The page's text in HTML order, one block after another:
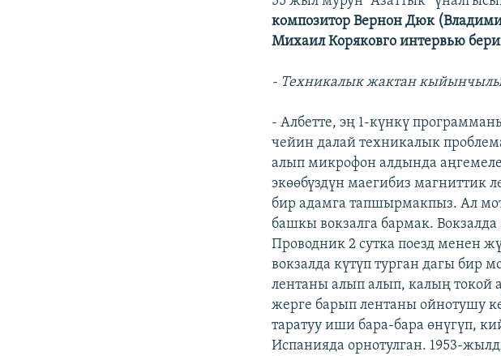
композитор Вернон Дюк
Михаил Коряковго интервью
- Техникалык жактан
- Албетте, эң 1-күнкү
чейин далай техникалык
алып микрофон алдында
экөөбүздүн маегибиз магниттик
бир адамга тапшырмакпыз. Ал
башкы вокзалга бармак.
Проводник 2 сутка поезд менен
вокзалда күтүп турган дагы
лентаны алып алып, калың токой
жерге барып лентаны ойнотушу
таратуу иши бара-бара өнүгүп,
Испанияда орнотулган. 1953-